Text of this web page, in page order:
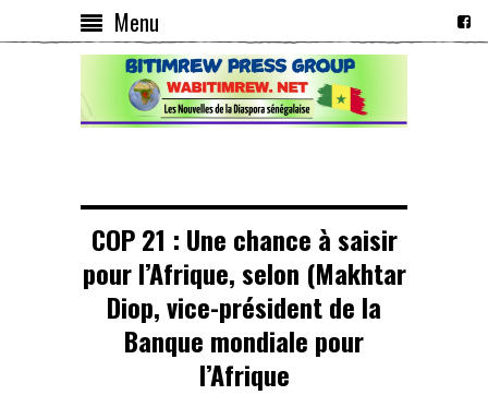
Menu
COP 21 : Une chance à saisir
pour l’Afrique, selon (Makhtar
Diop, vice-président de la
Banque mondiale pour
l’Afrique